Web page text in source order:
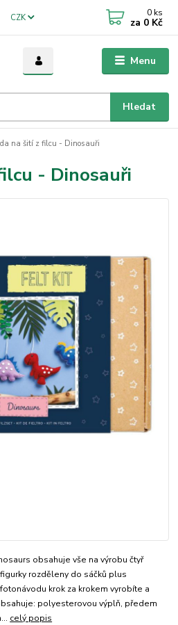
Menu
CZK
Hledat
0 ks
za 0 Kč
na šití z filcu - Dinosauři
- Dinosauři
obsahuje vše na výrobu čtyř
rozděleny do sáčků plus
krok za krokem vyrobíte a
polyesterovou výplň, předem
celý popis